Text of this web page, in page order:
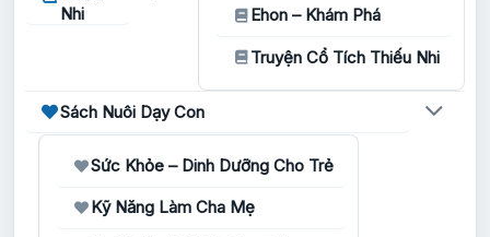
Nhi
Ehon – Khám Phá
Truyện Cổ Tích Thiếu Nhi
Sách Nuôi Dạy Con
Sức Khỏe – Dinh Dưỡng Cho Trẻ
Kỹ Năng Làm Cha Mẹ